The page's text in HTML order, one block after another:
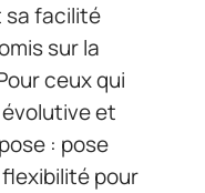
sa facilité
sur la
ceux qui
et
: pose
pour